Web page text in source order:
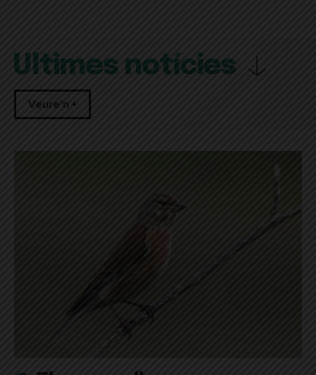
Últimes notícies
Veure'n +